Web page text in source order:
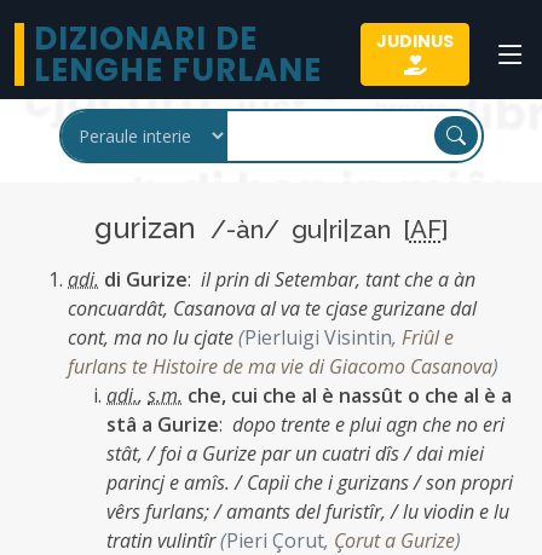
DIZIONARI DE
LENGHE FURLANE
JUDINUS
gurizan /-àn/ gu|ri|zan [AF]
adi. di Gurize: il prin di Setembar, tant che a àn
concuardât, Casanova al va te cjase gurizane dal
cont, ma no lu cjate(Pierluigi Visintin, Friûl e
furlans te Histoire de ma vie di Giacomo Casanova)
adi., s.m. che, cui che al è nassût o che al è a
stâ a Gurize: dopo trente e plui agn che no eri
stât, / foi a Gurize par un cuatri dîs / dai miei
parincj e amîs. / Capii che i gurizans / son propri
vêrs furlans; / amants del furistîr, / lu viodin e lu
tratin vulintîr(Pieri Çorut, Çorut a Gurize)